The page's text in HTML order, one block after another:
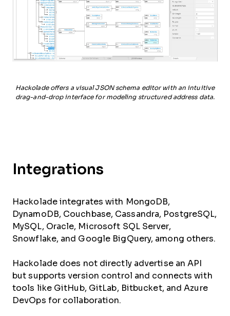
Hackolade offers a visual JSON schema editor with an intuitive
drag-and-drop interface for modeling structured address data.
Integrations
Hackolade integrates with MongoDB,
DynamoDB, Couchbase, Cassandra, PostgreSQL,
MySQL, Oracle, Microsoft SQL Server,
Snowflake, and Google BigQuery, among others.
Hackolade does not directly advertise an API
but supports version control and connects with
tools like GitHub, GitLab, Bitbucket, and Azure
DevOps for collaboration.